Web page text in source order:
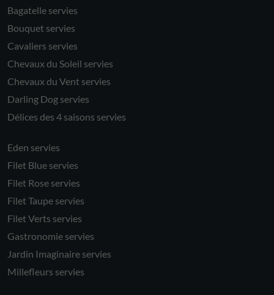
Bagatelle servies
Bouquet servies
Cavaliers servies
Chevaux du Soleil servies
Chevaux du Vent servies
Darling Dog servies
Délices des 4 saisons servies
Eden servies
Filet Blue servies
Filet Rose servies
Filet Taupe servies
Filet Verts servies
Gastronomie servies
Jardin Imaginaire servies
Millefleurs servies